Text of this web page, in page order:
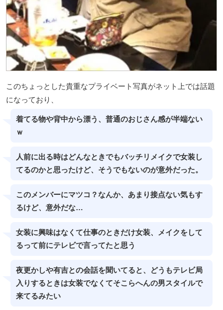
このちょっとした貴重なプライベート写真がネット上では話題
になっており、
着てる物や背中から漂う、普通のおじさん感が半端ない
ｗ
人前に出る時はどんなときでもバッチリメイクで女装し
てるのかと思ったけど、そうでもないのが意外だった。
このメンバーにマツコ？なんか、あまり接点ない気もす
るけど、意外だな…
女装に興味はなくて仕事のときだけ女装、メイクをして
るって前にテレビで言ってたと思う
夜更かしや有吉との会話を聞いてると、どうもテレビ局
入りするときは女装でなくてそこらへんの男スタイルで
来てるみたい